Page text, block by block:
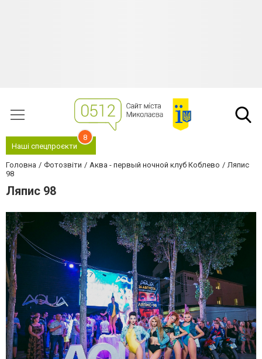
Наші спецпроєкти
8
Головна Фотозвіти Аква - первый ночной клуб Коблево
Ляпис
98
Ляпис 98